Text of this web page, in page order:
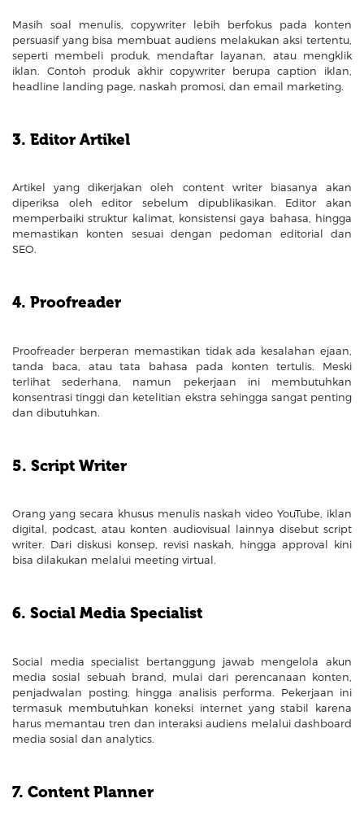
Masih soal menulis, copywriter lebih berfokus pada konten
persuasif yang bisa membuat audiens melakukan aksi tertentu,
seperti membeli produk, mendaftar layanan, atau mengklik
iklan. Contoh produk akhir copywriter berupa caption iklan,
headline landing page, naskah promosi, dan email marketing.
3. Editor Artikel
Artikel yang dikerjakan oleh content writer biasanya akan
diperiksa oleh editor sebelum dipublikasikan. Editor akan
memperbaiki struktur kalimat, konsistensi gaya bahasa, hingga
memastikan konten sesuai dengan pedoman editorial dan
SEO.
4. Proofreader
Proofreader berperan memastikan tidak ada kesalahan ejaan,
tanda baca, atau tata bahasa pada konten tertulis. Meski
terlihat sederhana, namun pekerjaan ini membutuhkan
konsentrasi tinggi dan ketelitian ekstra sehingga sangat penting
dan dibutuhkan.
5. Script Writer
Orang yang secara khusus menulis naskah video YouTube, iklan
digital, podcast, atau konten audiovisual lainnya disebut script
writer. Dari diskusi konsep, revisi naskah, hingga approval kini
bisa dilakukan melalui meeting virtual.
6. Social Media Specialist
Social media specialist bertanggung jawab mengelola akun
media sosial sebuah brand, mulai dari perencanaan konten,
penjadwalan posting, hingga analisis performa. Pekerjaan ini
termasuk membutuhkan koneksi internet yang stabil karena
harus memantau tren dan interaksi audiens melalui dashboard
media sosial dan analytics.
7. Content Planner